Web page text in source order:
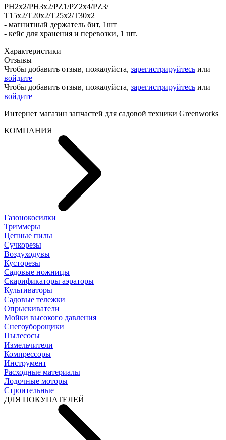
PH2x2/PH3x2/PZ1/PZ2x4/PZ3/
T15x2/T20x2/T25x2/T30x2
- магнитный держатель бит, 1шт
- кейс для хранения и перевозки, 1 шт.
Характеристики
Отзывы
Чтобы добавить отзыв, пожалуйста, зарегистрируйтесь или
войдите
Чтобы добавить отзыв, пожалуйста, зарегистрируйтесь или
войдите
Интернет магазин запчастей для садовой техники Greenworks
КОМПАНИЯ
Газонокосилки
Триммеры
Цепные пилы
Cучкорезы
Воздуходувы
Кусторезы
Садовые ножницы
Скарификаторы аэраторы
Культиваторы
Садовые тележки
Опрыскиватели
Мойки высокого давления
Снегоуборощики
Пылесосы
Измельчители
Компрессоры
Инструмент
Расходные материалы
Лодочные моторы
Строительные
ДЛЯ ПОКУПАТЕЛЕЙ